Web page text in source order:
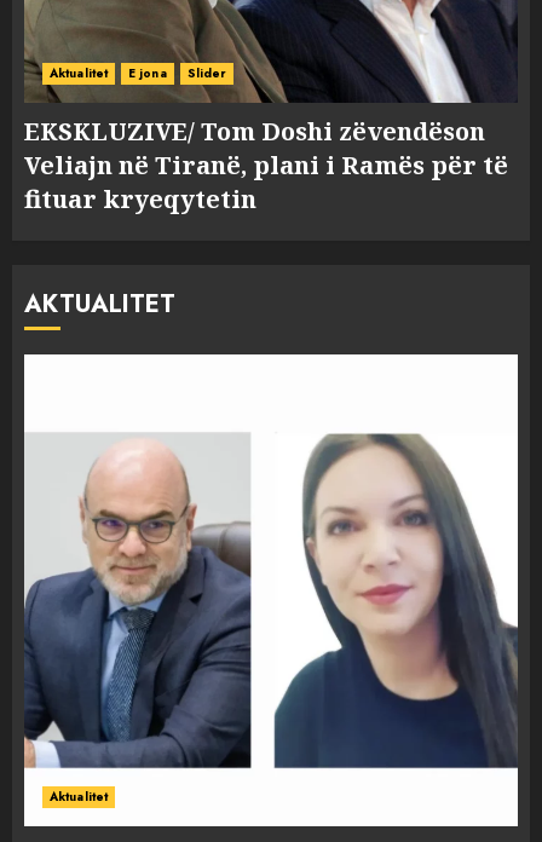
Aktualitet E jona Slider
EKSKLUZIVE/ Tom Doshi zëvendëson
Veliajn në Tiranë, plani i Ramës për të
fituar kryeqytetin
AKTUALITET
Aktualitet